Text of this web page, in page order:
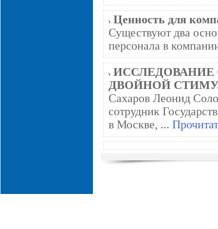
Ценность для
Существуют два
персонала в
ИССЛЕДОВАНИЕ
ДВОЙНОЙ
Сахаров Леонид
сотрудник
в Москве, ...